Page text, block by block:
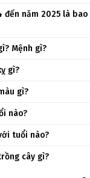
đến năm 2025 là bao
Mệnh gì?
gì?
gì?
nào?
tuổi nào?
cây gì?